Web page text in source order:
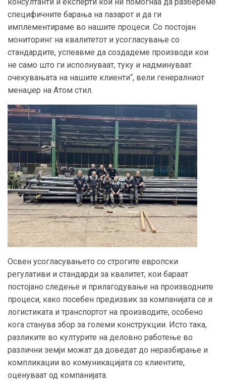
специфичните барања на пазарот и да ги
имплементираме во нашите процеси. Со постојан
мониторинг на квалитетот и усогласување со
стандардите, успеавме да создадеме производи кои
не само што ги исполнуваат, туку и надминуваат
очекувањата на нашите клиенти“, вели генералниот
менаџер на Атом стил.
Освен усогласувањето со строгите европски
регулативи и стандарди за квалитет, кои бараат
постојано следење и прилагодување на производните
процеси, како посебен предизвик за компанијата се и
логистиката и транспортот на производите, особено
кога станува збор за големи конструкции. Исто така,
разликите во културите на деловно работење во
различни земји можат да доведат до неразбирање и
компликации во комуникацијата со клиентите,
оценуваат од компанијата.